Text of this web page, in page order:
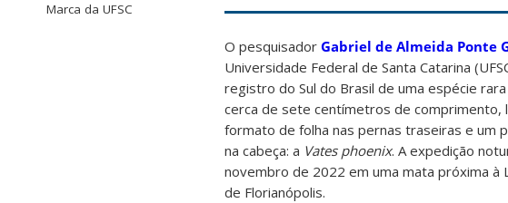
Marca da UFSC
O pesquisador Gabriel de Almeida Ponte
Universidade Federal de Santa Catarina
registro do Sul do Brasil de uma espécie
cerca de sete centímetros de comprimento,
formato de folha nas pernas traseiras e um
na cabeça: a Vates phoenix. A expedição
novembro de 2022 em uma mata próxima à
de Florianópolis.